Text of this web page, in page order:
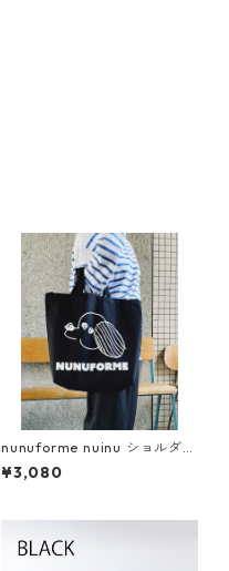
nunuforme nuinu ショルダー
バック [nf24-SHOULDER
BAG]
¥3,080